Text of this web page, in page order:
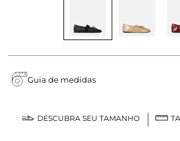
Guia de medidas
DESCUBRA SEU TAMANHO